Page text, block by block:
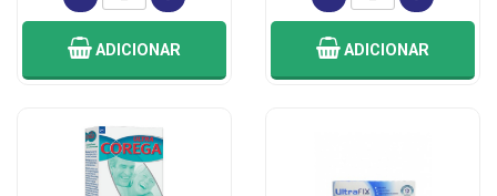
ADICIONAR ADICIONAR